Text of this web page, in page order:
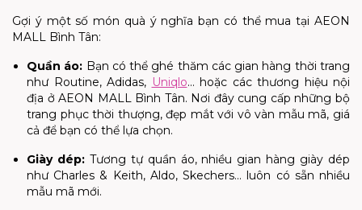
Gợi ý một số món quà ý nghĩa bạn có thể mua tại AEON
MALL Bình Tân:
Quần áo: Bạn có thể ghé thăm các gian hàng thời trang
như Routine, Adidas, Uniqlo… hoặc các thương hiệu nội
địa ở AEON MALL Bình Tân. Nơi đây cung cấp những bộ
trang phục thời thượng, đẹp mắt với vô vàn mẫu mã, giá
cả để bạn có thể lựa chọn.
Giày dép:Tương tự quần áo, nhiều gian hàng giày dép
như Charles & Keith, Aldo, Skechers… luôn có sẵn nhiều
mẫu mã mới.